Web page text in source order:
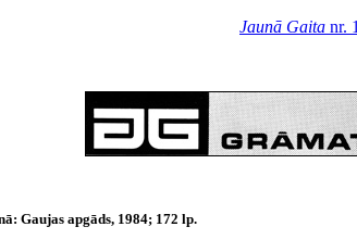
Jaunā Gaita nr.
Gaujas apgāds, 1984; 172 lp.